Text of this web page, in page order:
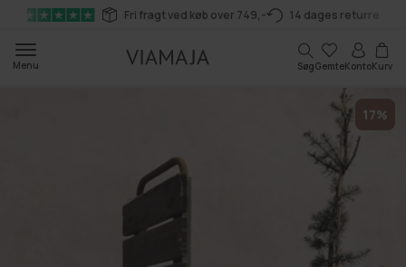
Gå til
indhold
Fri fragt ved køb over 749,- 14 dages returret
Menu SøgGemteKonto
Kurv
Kurv
17%